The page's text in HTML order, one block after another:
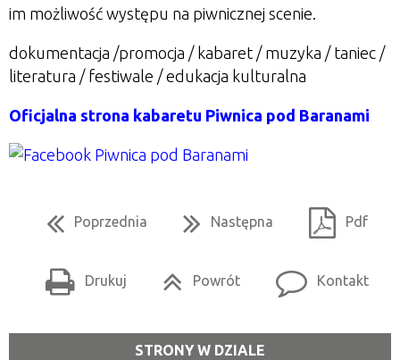
im możliwość występu na piwnicznej scenie.
dokumentacja /promocja / kabaret / muzyka / taniec /
literatura / festiwale / edukacja kulturalna
Oficjalna strona kabaretu Piwnica pod Baranami
Poprzednia Następna Pdf
Drukuj Powrót Kontakt
STRONY W DZIALE